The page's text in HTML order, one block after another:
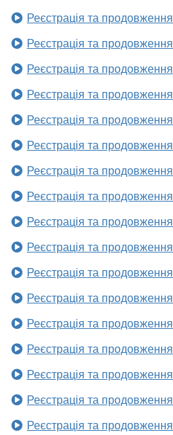
Реєстрація та
Реєстрація та
Реєстрація та
Реєстрація та
Реєстрація та
Реєстрація та
Реєстрація та
Реєстрація та
Реєстрація та
Реєстрація та
Реєстрація та
Реєстрація та
Реєстрація та
Реєстрація та
Реєстрація та
Реєстрація та
Реєстрація та